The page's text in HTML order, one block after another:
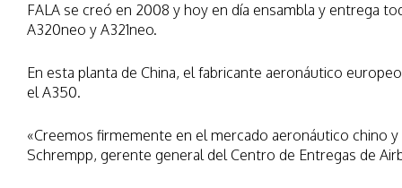
FALA se creó en 2008 y hoy en día ensambla y entrega
A320neo y A321neo.
En esta planta de China, el fabricante aeronáutico
el A350.
«Creemos firmemente en el mercado aeronáutico chino
Schrempp, gerente general del Centro de Entregas de